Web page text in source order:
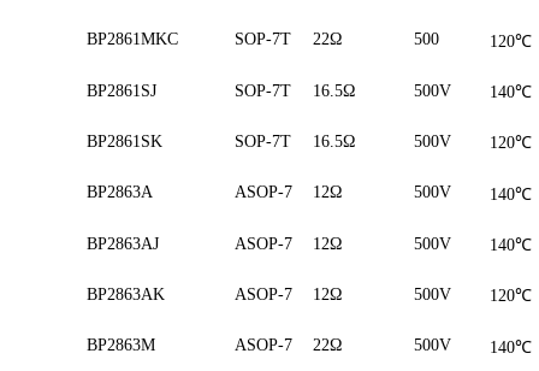
BP2861MKC SOP-7T 22Ω 500 120℃
BP2861SJ SOP-7T 16.5Ω 500V 140℃
BP2861SK SOP-7T 16.5Ω 500V 120℃
BP2863A ASOP-7 12Ω 500V 140℃
BP2863AJ ASOP-7 12Ω 500V 140℃
BP2863AK ASOP-7 12Ω 500V 120℃
BP2863M ASOP-7 22Ω 500V 140℃